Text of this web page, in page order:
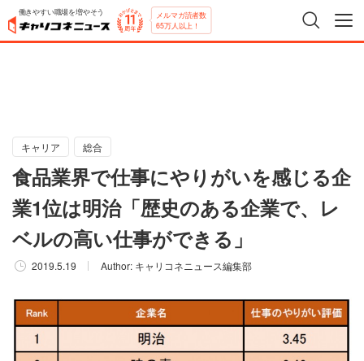
働きやすい職場を増やそう メルマガ読者数
65万人以上！
キャリア 総合
食品業界で仕事にやりがいを感じる企
業1位は明治「歴史のある企業で、レ
ベルの高い仕事ができる」
2019.5.19 Author: キャリコネニュース編集部